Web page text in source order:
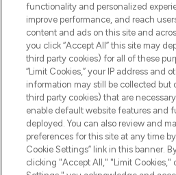
Do Not Sell or Share
AIDE ET
INFORMATIONS
À PROPOS DE
functionality and personalized
improve performance, and reach
content and ads on this site and
you click “Accept All” this site may
third party cookies) for all of these
“Limit Cookies,” your IP address and
information may still be collected but
third party cookies) that are
enable default website features and
deployed. You can also review and
preferences for this site at any time
Cookie Settings” link in this banner.
clicking "Accept All," "Limit Cookies,"